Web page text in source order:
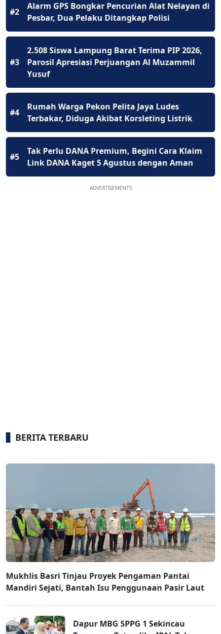
#2
Alarm GPS Bongkar Pencurian Alat Nelayan di
Pesbar, Dua Pelaku Ditangkap Polisi
#3
2.508 Siswa Lampung Barat Terima PIP 2026,
Parosil Apresiasi Perjuangan Al Muzammil
Yusuf
#4
Rumah Warga Pekon Pelita Jaya Ludes
Terbakar, Diduga Akibat Korsleting Listrik
#5
Tak Perlu DANA Premium, Begini Cara Klaim
Link DANA Kaget 5 Agustus dengan Aman
ADVERTISEMENTS
BERITA TERBARU
Mukhlis Basri Tinjau Proyek Pengaman Pantai
Mandiri Sejati, Bantah Isu Penggunaan Pasir Laut
Dapur MBG SPPG 1 Sekincau